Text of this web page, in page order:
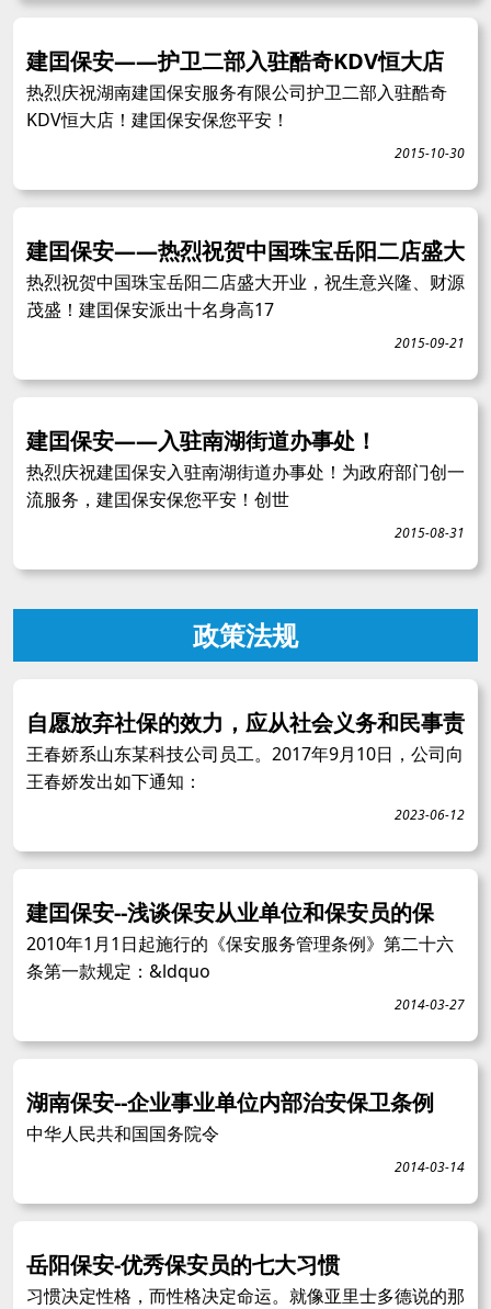
建囯保安——护卫二部入驻酷奇KDV恒大店
热烈庆祝湖南建囯保安服务有限公司护卫二部入驻酷奇
KDV恒大店！建囯保安保您平安！
2015-10-30
建囯保安——热烈祝贺中国珠宝岳阳二店盛大
热烈祝贺中国珠宝岳阳二店盛大开业，祝生意兴隆、财源
茂盛！建囯保安派出十名身高17
2015-09-21
建囯保安——入驻南湖街道办事处！
热烈庆祝建囯保安入驻南湖街道办事处！为政府部门创一
流服务，建囯保安保您平安！创世
2015-08-31
政策法规
自愿放弃社保的效力，应从社会义务和民事责
王春娇系山东某科技公司员工。2017年9月10日，公司向
王春娇发出如下通知：
2023-06-12
建囯保安--浅谈保安从业单位和保安员的保
2010年1月1日起施行的《保安服务管理条例》第二十六
条第一款规定：&ldquo
2014-03-27
湖南保安--企业事业单位内部治安保卫条例
中华人民共和国国务院令
2014-03-14
岳阳保安-优秀保安员的七大习惯
习惯决定性格，而性格决定命运。就像亚里士多德说的那